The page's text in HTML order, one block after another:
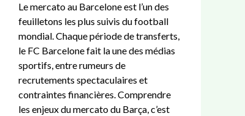
e
Le mercato au Barcelone est l’un des
feuilletons les plus suivis du football
mondial. Chaque période de transferts,
le FC Barcelone fait la une des médias
sportifs, entre rumeurs de
recrutements spectaculaires et
contraintes financières. Comprendre
les enjeux du mercato du Barça, c’est
r
t
o
e
t
l
e
s
e
t
é
r
e
m
e
n
t